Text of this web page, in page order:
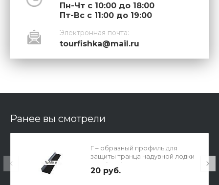
Пн-Чт с 10:00 до 18:00
Пт-Вс с 11:00 до 19:00
Электронная почта:
tourfishka@mail.ru
Ранее вы смотрели
Г – образный профиль для
защиты транца надувной лодки
ПВХ (1 м.п)
20 руб.